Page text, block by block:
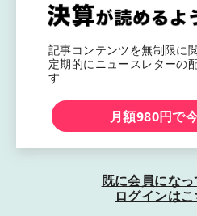
記事コンテンツを無制限に
定期的にニュースレターの
す
月額980円で
既に会員にな
ログインは